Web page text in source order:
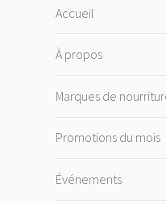
Accueil
À propos
Marques de
Promotions du mois
Événements